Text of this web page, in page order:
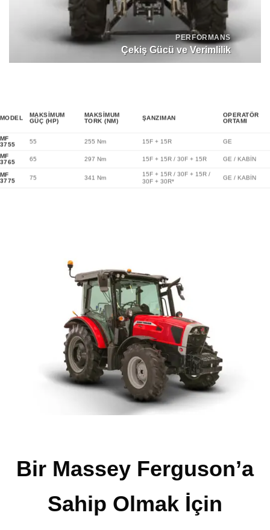
PERFORMANS
Çekiş Gücü ve Verimlilik
MODEL
MAKSİMUM
GÜÇ (HP)
MAKSİMUM
TORK (NM)
ŞANZIMAN
OPERATÖR
ORTAMI
MF
3755
55 255 Nm 15F + 15R GE
MF
3765
65 297 Nm 15F + 15R / 30F + 15R GE / KABİN
MF
3775
75 341 Nm
15F + 15R / 30F + 15R /
30F + 30R*
GE / KABİN
Bir Massey Ferguson’a
Sahip Olmak İçin